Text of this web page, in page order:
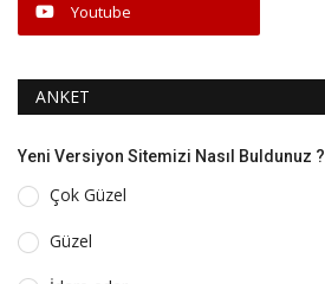
Youtube
ANKET
Yeni Versiyon Sitemizi Nasıl Buldunuz ?
Çok Güzel
Güzel